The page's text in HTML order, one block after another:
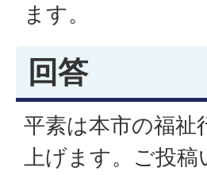
ます。
回答
平素は本市の福祉
上げます。ご投